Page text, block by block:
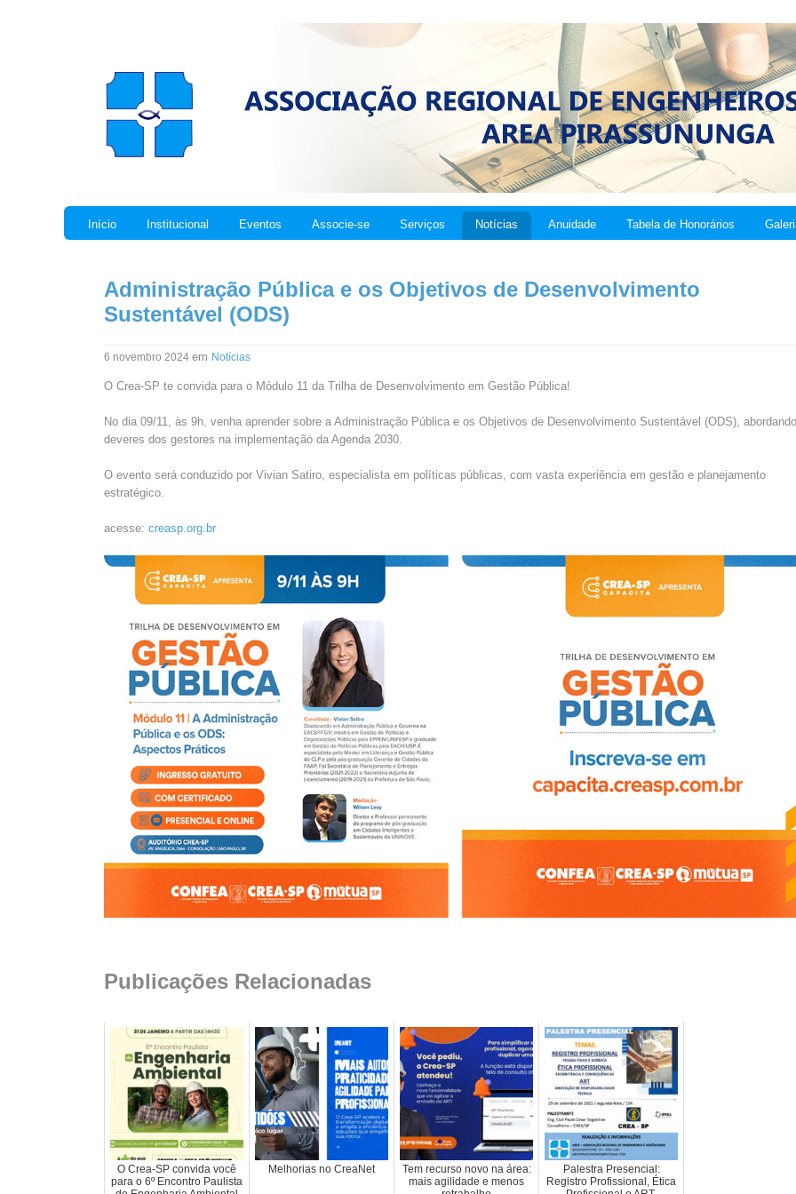
Início Institucional Eventos Associe-se Serviços Notícias Anuidade Tabela de Honorários
Administração Pública e os Objetivos de Desenvolvimento
Sustentável (ODS)
6 novembro 2024 em Notícias
O Crea-SP te convida para o Módulo 11 da Trilha de Desenvolvimento em Gestão Pública!
No dia 09/11, às 9h, venha aprender sobre a Administração Pública e os Objetivos de Desenvolvimento Sustentável (ODS),
deveres dos gestores na implementação da Agenda 2030.
O evento será conduzido por Vivian Satiro, especialista em políticas públicas, com vasta experiência em gestão e planejamento
estratégico.
acesse: creasp.org.br
Publicações Relacionadas
O Crea-SP convida você
para o 6º Encontro Paulista
Melhorias no CreaNet
Tem recurso novo na área:
mais agilidade e menos
Palestra Presencial:
Registro Profissional, Ética